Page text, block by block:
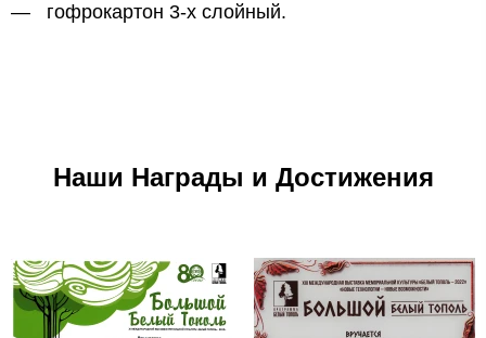
гофрокартон 3-х слойный.
Наши Награды и Достижения